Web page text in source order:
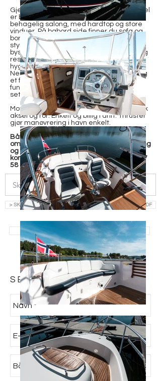
Gjennom skyvedøren finner du det som vel
er båtens høydepunkt; en lys og meget
behagelig salong, med hardtop og store
vinduer. På babord side finner du sofa og
bord med plass til 4-6 personer, og til
styrbord har du en flott kapteinstol samt
bysse. Det er gjennomtenkte løsninger, og
resultatet et er en meget sosial og
hyggelig turbåt.
Ned trappa finner du forpigg, stikklugar og
et fint bad med toalett og vask. Det er
funksjonelt og rent, og ny eier kan enkelt
sette sitt eget preg på estetikken.
Motoren er en Volvo D3-1501-F, med strak
aksel og ror. Enkelt og billig i drift. Thruster
gjør manøvrering i havn enkelt.
Båten er klar for visning og salg
omgående, og alt ligger til rette for en lang
og bekymringsfri båtsommer i 2025. Ta
kontakt med Henrik Bratz på telefon
47 87
58 38for visning.
> SKRIV INN EPOST OG LAST NED SALGSOPPGAVE SOM PDF
> SE ALLE BÅTER TIL SALGS
SEND FORESPØRSEL: